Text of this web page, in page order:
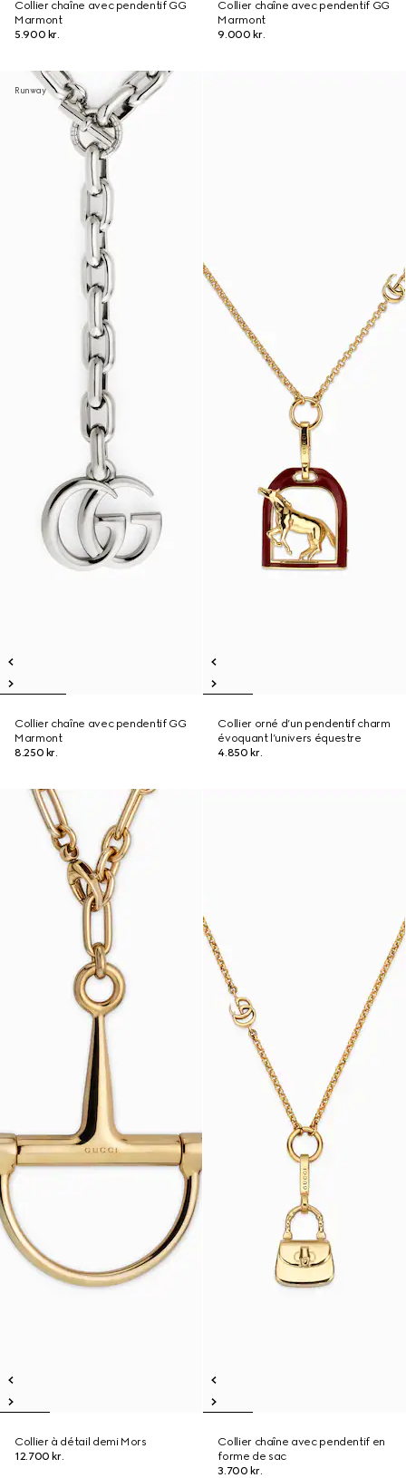
Collier chaîne avec pendentif GG
Marmont
5.900 kr.
Collier chaîne avec pendentif GG
Marmont
9.000 kr.
Runway
Collier chaîne avec pendentif GG
Marmont
8.250 kr.
Collier orné d’un pendentif charm
évoquant l’univers équestre
4.850 kr.
Collier à détail demi Mors
12.700 kr.
Collier chaîne avec pendentif en
forme de sac
3.700 kr.